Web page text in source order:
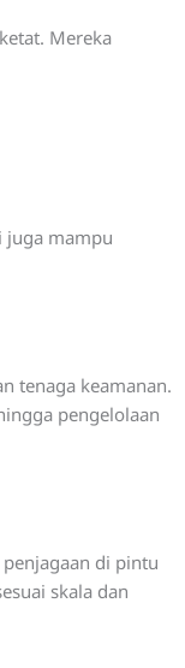
Mereka
juga mampu
tenaga keamanan.
pengelolaan
di pintu
skala dan